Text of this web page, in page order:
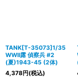
TANK[T-35073]1/35
WWII露 偵察兵 #2
(夏)1943-45 (2体)
4,378円(税込)